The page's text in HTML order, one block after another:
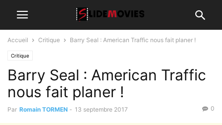
Accueil Critique Barry Seal : American Traffic nous fait planer !
Critique
Barry Seal : American Traffic
nous fait planer !
Par Romain TORMEN - 13 septembre 2017 0